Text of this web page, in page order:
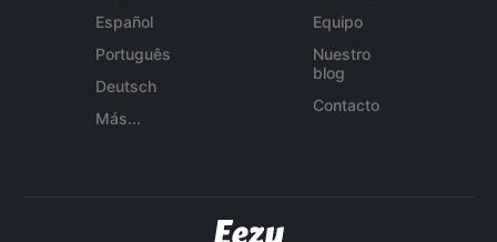
Español
Português
Deutsch
Más...
Equipo
Nuestro
blog
Contacto